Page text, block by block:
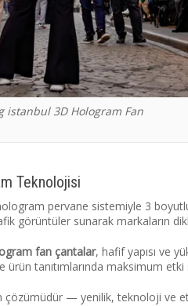
istanbul 3D Hologram Fan
Teknolojisi
pervane sistemiyle 3
görüntüler sunarak markaların
fan çantalar, hafif yapısı ve
ürün tanıtımlarında maksimum etki
çözümüdür — yenilik, teknoloji ve